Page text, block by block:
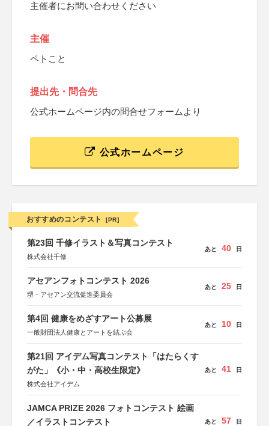
主催者にお問い合わせください
主催
ペトこと
提出先・問合先
公式ホームページ内の問合せフォームより
公式ホームページ
おすすめのコンテスト [PR]
第23回 千修イラスト＆写真コンテスト
株式会社千修
あと 40 日
アセアンフォトコンテスト 2026
堺・アセアン交流促進委員会
あと 25 日
第4回 健康をめざすアート公募展
一般財団法人健康とアートを結ぶ会
あと 10 日
第21回 アイデム写真コンテスト「はたらくす
がた」《小・中・高校生限定》
株式会社アイデム
あと 41 日
JAMCA PRIZE 2026 フォトコンテスト 絵画
／イラストコンテスト
あと 57 日